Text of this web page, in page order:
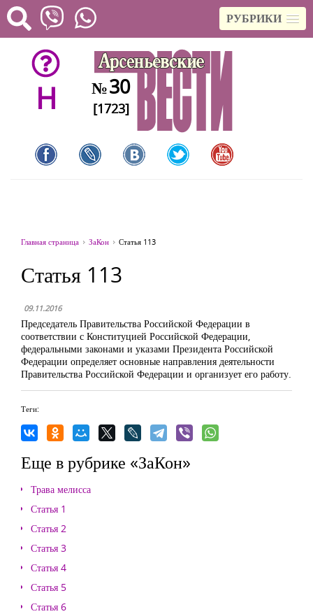
РУБРИКИ
H №30
[1723]
Главная страница ЗаКон Статья 113
Статья 113
09.11.2016
Председатель Правительства Российской Федерации в
соответствии с Конституцией Российской Федерации,
федеральными законами и указами Президента Российской
Федерации определяет основные направления деятельности
Правительства Российской Федерации и организует его работу.
Теги:
Еще в рубрике «ЗаКон»
Трава мелисса
Статья 1
Статья 2
Статья 3
Статья 4
Статья 5
Статья 6